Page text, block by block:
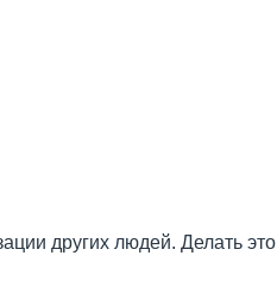
других людей. Делать это